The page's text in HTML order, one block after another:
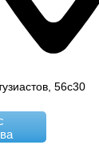
56с30